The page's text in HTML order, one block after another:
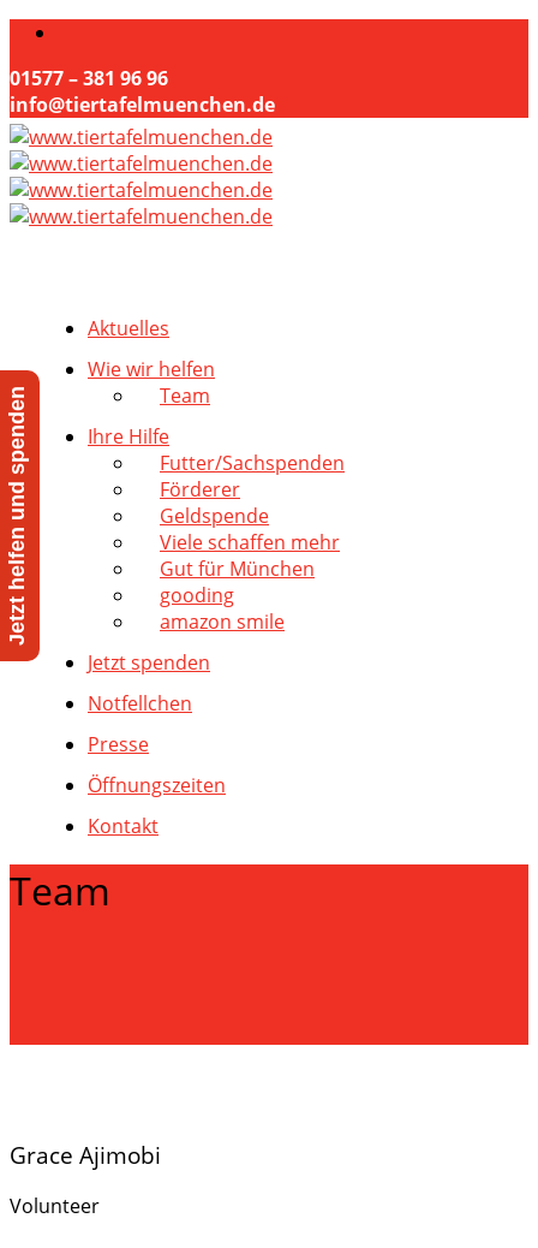
01577 – 381 96 96
info@tiertafelmuenchen.de
Aktuelles
Wie wir helfen
Team
Ihre Hilfe
Futter/Sachspenden
Förderer
Geldspende
Viele schaffen mehr
Gut für München
gooding
amazon smile
Jetzt spenden
Notfellchen
Presse
Öffnungszeiten
Kontakt
Team
Grace Ajimobi
Volunteer
Jetzt helfen und spenden